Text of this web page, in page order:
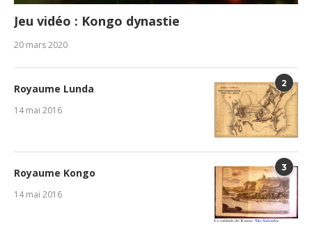
Jeu vidéo : Kongo dynastie
20 mars 2020
2
Royaume Lunda
14 mai 2016
3
Royaume Kongo
14 mai 2016